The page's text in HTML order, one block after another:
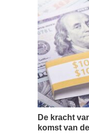
De kracht
komst van